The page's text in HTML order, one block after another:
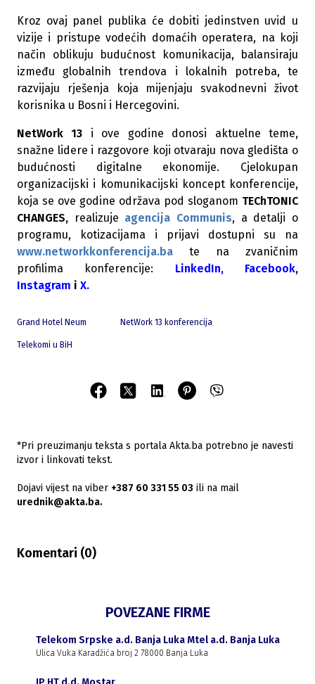
Kroz ovaj panel publika će dobiti jedinstven uvid u
vizije i pristupe vodećih domaćih operatera, na koji
način oblikuju budućnost komunikacija, balansiraju
između globalnih trendova i lokalnih potreba, te
razvijaju rješenja koja mijenjaju svakodnevni život
korisnika u Bosni i Hercegovini.
NetWork 13 i ove godine donosi aktuelne teme,
snažne lidere i razgovore koji otvaraju nova gledišta o
budućnosti digitalne ekonomije. Cjelokupan
organizacijski i komunikacijski koncept konferencije,
koja se ove godine održava pod sloganom TEChTONIC
CHANGES, realizuje agencija Communis, a detalji o
programu, kotizacijama i prijavi dostupni su na
www.networkkonferencija.ba te na zvaničnim
profilima konferencije: LinkedIn, Facebook,
Instagram i X.
Grand Hotel Neum NetWork 13 konferencija
Telekomi u BiH
*Pri preuzimanju teksta s portala Akta.ba potrebno je navesti
izvor i linkovati tekst.
Dojavi vijest na viber +387 60 331 55 03 ili na mail
urednik@akta.ba.
Komentari (0)
POVEZANE FIRME
Telekom Srpske a.d. Banja Luka Mtel a.d. Banja Luka
Ulica Vuka Karadžića broj 2 78000 Banja Luka